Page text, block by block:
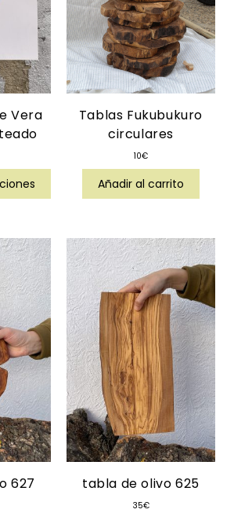
Vera
Tablas Fukubukuro
circulares
10€
Añadir al carrito
627 tabla de olivo 625
35€